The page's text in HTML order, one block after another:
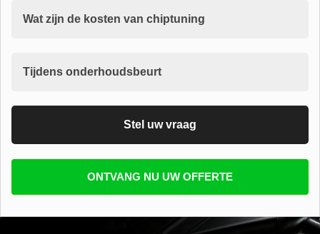
Wat zijn de kosten van chiptuning
Tijdens onderhoudsbeurt
Stel uw vraag
ONTVANG NU UW OFFERTE